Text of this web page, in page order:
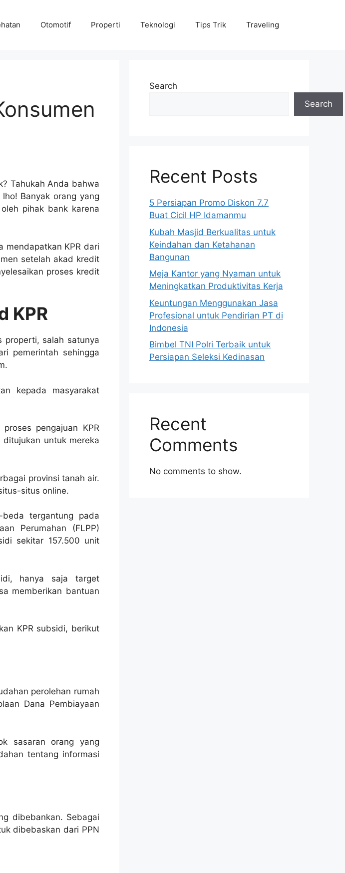
Otomotif Properti Teknologi Tips Trik Traveling
Tahukah Anda bahwa
Banyak orang yang
pihak bank karena
mendapatkan KPR dari
setelah akad kredit
proses kredit
KPR
properti, salah satunya
pemerintah sehingga
kepada masyarakat
pengajuan KPR
untuk mereka
provinsi tanah air.
situs online.
tergantung pada
Perumahan (FLPP)
sekitar 157.500 unit
hanya saja target
memberikan bantuan
KPR subsidi, berikut
perolehan rumah
Dana Pembiayaan
sasaran orang yang
tentang informasi
dibebankan. Sebagai
dibebaskan dari PPN
Search
Search
Recent Posts
5 Persiapan Promo Diskon 7.7
Buat Cicil HP Idamanmu
Kubah Masjid Berkualitas untuk
Keindahan dan Ketahanan
Bangunan
Meja Kantor yang Nyaman untuk
Meningkatkan Produktivitas Kerja
Keuntungan Menggunakan Jasa
Profesional untuk Pendirian PT di
Indonesia
Bimbel TNI Polri Terbaik untuk
Persiapan Seleksi Kedinasan
Recent
Comments
No comments to show.